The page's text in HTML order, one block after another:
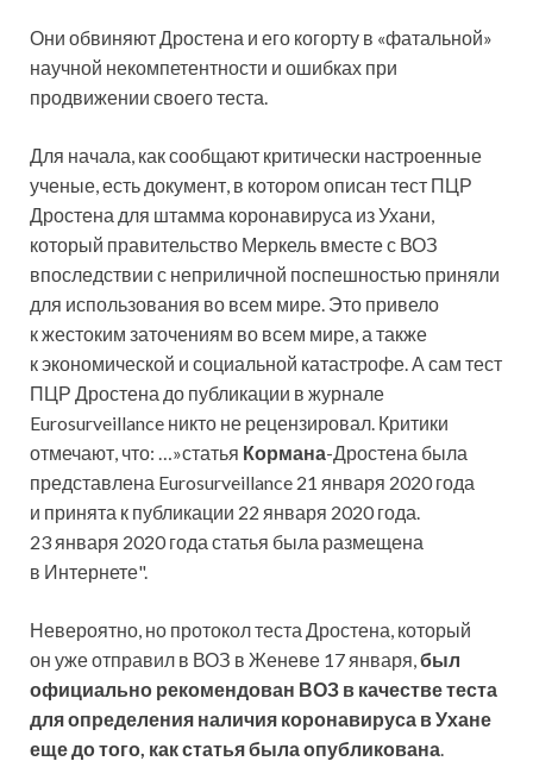
Они обвиняют Дростена и его когорту в «фатальной»
научной некомпетентности и ошибках при
продвижении своего теста.
Для начала, как сообщают критически настроенные
ученые, есть документ, в котором описан тест ПЦР
Дростена для штамма коронавируса из Ухани,
который правительство Меркель вместе с ВОЗ
впоследствии с неприличной поспешностью приняли
для использования во всем мире. Это привело
к жестоким заточениям во всем мире, а также
к экономической и социальной катастрофе. А сам тест
ПЦР Дростена до публикации в журнале
Eurosurveillance никто не рецензировал. Критики
отмечают, что: …»статья Кормана-Дростена была
представлена Eurosurveillance 21 января 2020 года
и принята к публикации 22 января 2020 года.
23 января 2020 года статья была размещена
в Интернете".
Невероятно, но протокол теста Дростена, который
он уже отправил в ВОЗ в Женеве 17 января, был
официально рекомендован ВОЗ в качестве теста
для определения наличия коронавируса в Ухане
еще до того, как статья была опубликована